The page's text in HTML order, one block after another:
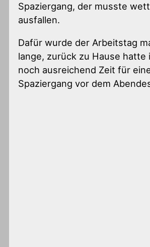
Spaziergang, der musste
ausfallen.
Dafür wurde der Arbeitstag
lange, zurück zu Hause hatte
noch ausreichend Zeit für
Spaziergang vor dem